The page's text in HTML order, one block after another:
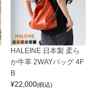
HALEINE 日本製 柔ら
か牛革 2WAYバッグ 4F
B
¥22,000(税込)